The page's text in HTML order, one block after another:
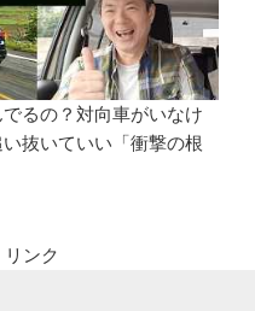
るの？対向車がいなけ
抜いていい「衝撃の根
リンク